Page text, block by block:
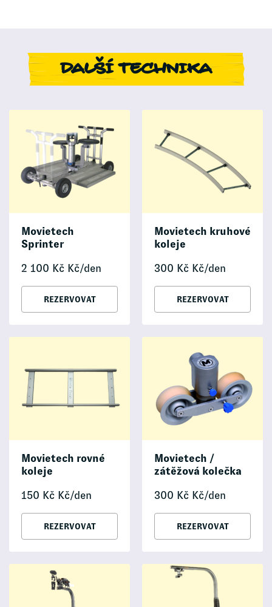
DALŠÍ TECHNIKA
Movietech
Sprinter
2 100 Kč Kč/den
REZERVOVAT
Movietech kruhové
koleje
300 Kč Kč/den
REZERVOVAT
Movietech rovné
koleje
150 Kč Kč/den
REZERVOVAT
Movietech /
zátěžová kolečka
300 Kč Kč/den
REZERVOVAT